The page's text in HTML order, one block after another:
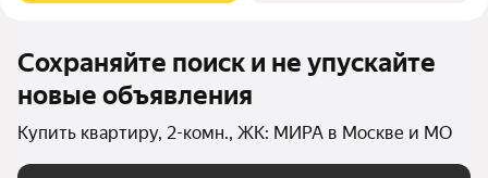
Сохраняйте поиск и не упускайте
новые объявления
Купить квартиру, 2-комн., ЖК: МИРА в Москве и МО